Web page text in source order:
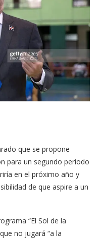
que se propone
pa­ra un segundo periodo
en el próxi­mo año y
de que aspire a un
“El Sol de la
no jugará “a la